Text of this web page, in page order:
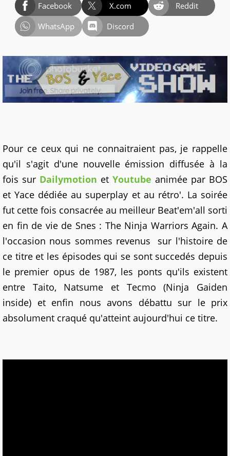
Facebook X.com
Reddit
WhatsApp
Discord
Pour ce ceux qui ne connaitraient pas, je rappelle
qu'il s'agit d'une nouvelle émission diffusée à la
fois sur Dailymotion et Youtube animée par BOS
et Yace dédiée au superplay et au rétro'. La soirée
fut cette fois consacrée au meilleur Beat'em'all sorti
en fin de vie de Snes : The Ninja Warriors Again. A
l'occasion nous sommes revenus sur l'histoire de
ce titre et les épisodes qui se sont succedés depuis
le premier opus de 1987, les ponts qu'ils existent
entre Taito, Natsume et Tecmo (Ninja Gaiden
inside) et enfin nous avons débattu sur le prix
absolument craqué qu'atteint aujourd'hui ce titre.